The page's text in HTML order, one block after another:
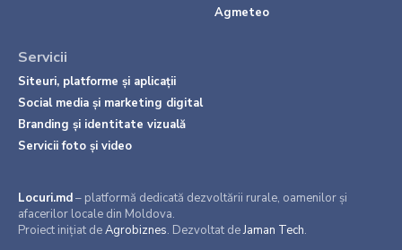
Agmeteo
Servicii
Siteuri, platforme și aplicații
Social media și marketing digital
Branding și identitate vizuală
Servicii foto și video
Locuri.md– platformă dedicată dezvoltării rurale, oamenilor și
afacerilor locale din Moldova.
Proiect inițiat deAgrobiznes. Dezvoltat deJaman Tech.